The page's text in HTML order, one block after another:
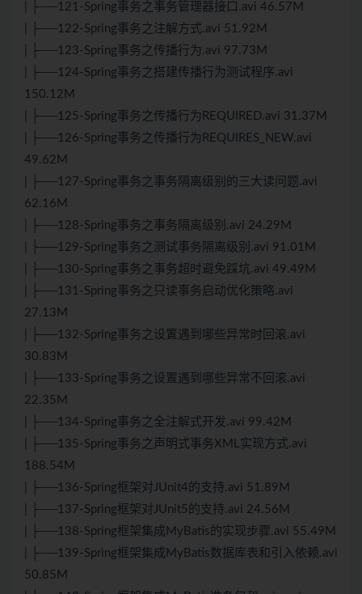
| ├──121-Spring事务之事务管理器接口.avi 46.57M
| ├──122-Spring事务之注解方式.avi 51.92M
| ├──123-Spring事务之传播行为.avi 97.73M
| ├──124-Spring事务之搭建传播行为测试程序.avi
150.12M
| ├──125-Spring事务之传播行为REQUIRED.avi 31.37M
| ├──126-Spring事务之传播行为REQUIRES_NEW.avi
49.62M
| ├──127-Spring事务之事务隔离级别的三大读问题.avi
62.16M
| ├──128-Spring事务之事务隔离级别.avi 24.29M
| ├──129-Spring事务之测试事务隔离级别.avi 91.01M
| ├──130-Spring事务之事务超时避免踩坑.avi 49.49M
| ├──131-Spring事务之只读事务启动优化策略.avi
27.13M
| ├──132-Spring事务之设置遇到哪些异常时回滚.avi
30.83M
| ├──133-Spring事务之设置遇到哪些异常不回滚.avi
22.35M
| ├──134-Spring事务之全注解式开发.avi 99.42M
| ├──135-Spring事务之声明式事务XML实现方式.avi
188.54M
| ├──136-Spring框架对JUnit4的支持.avi 51.89M
| ├──137-Spring框架对JUnit5的支持.avi 24.56M
| ├──138-Spring框架集成MyBatis的实现步骤.avi 55.49M
| ├──139-Spring框架集成MyBatis数据库表和引入依赖.avi
50.85M